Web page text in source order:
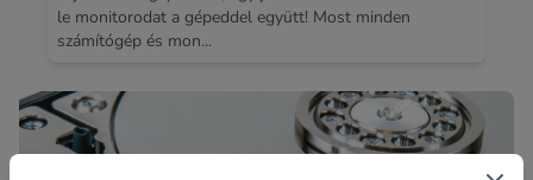
le monitorodat a gépeddel együtt! Most minden
számítógép és mon...